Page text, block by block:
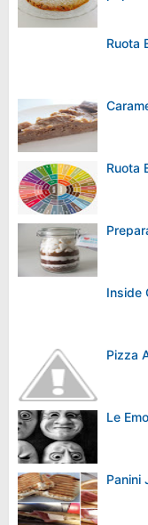
Ruota
Ruota
Inside
Pizza
Le
Panini